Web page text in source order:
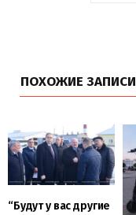
ПОХОЖИЕ ЗАПИСИ
“Будут у вас другие